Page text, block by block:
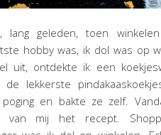
lang geleden, toen
hobby was, ik dol was op
uit, ontdekte ik een
de lekkerste
en bakte ze zelf.
van mij het recept.